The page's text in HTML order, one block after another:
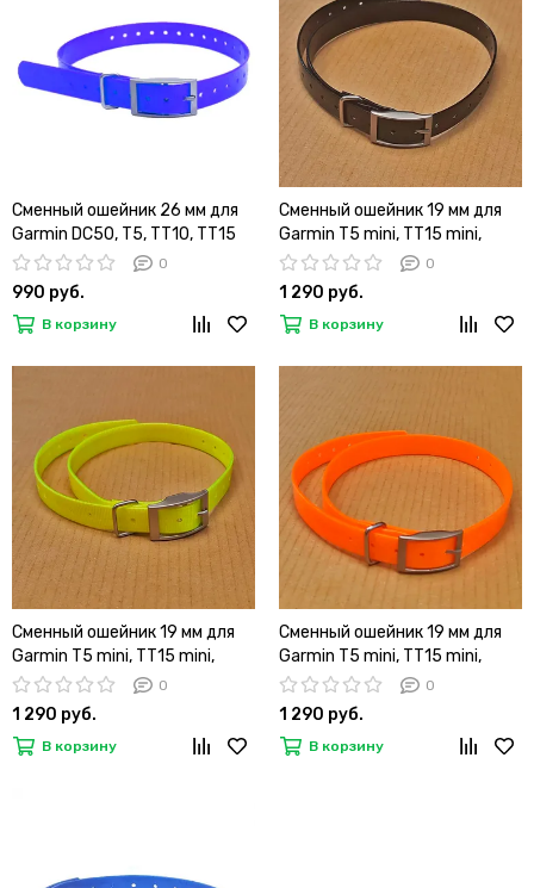
Сменный ошейник 26 мм для
Garmin DC50, T5, TT10, TT15
(синий)
0
990 руб.
В корзину
Сменный ошейник 19 мм для
Garmin T5 mini, TT15 mini,
Barklimiter, Delta, PRO
(черный)
0
1 290 руб.
В корзину
Сменный ошейник 19 мм для
Garmin T5 mini, TT15 mini,
Barklimiter, Delta, PRO
(желтый)
0
1 290 руб.
В корзину
Сменный ошейник 19 мм для
Garmin T5 mini, TT15 mini,
Barklimiter, Delta, PRO
(оранжевый)
0
1 290 руб.
В корзину